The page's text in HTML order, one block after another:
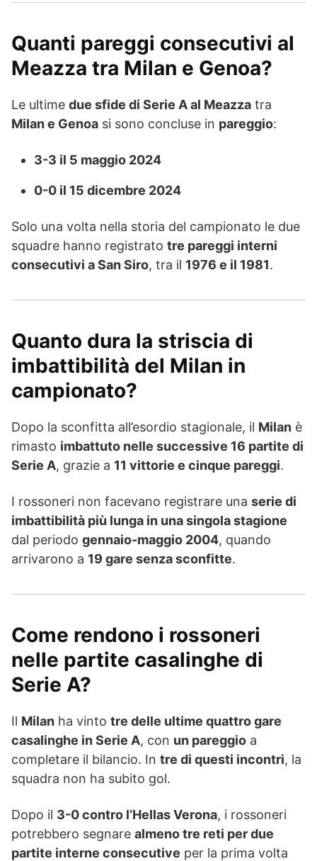
Quanti pareggi consecutivi al
Meazza tra Milan e Genoa?
Le ultime due sfide di Serie A al Meazza tra
Milan e Genoa si sono concluse in pareggio:
3-3 il 5 maggio 2024
0-0 il 15 dicembre 2024
Solo una volta nella storia del campionato le due
squadre hanno registrato tre pareggi interni
consecutivi a San Siro, tra il 1976 e il 1981.
Quanto dura la striscia di
imbattibilità del Milan in
campionato?
Dopo la sconfitta all’esordio stagionale, il Milan è
rimasto imbattuto nelle successive 16 partite di
Serie A, grazie a 11 vittorie e cinque pareggi.
I rossoneri non facevano registrare una serie di
imbattibilità più lunga in una singola stagione
dal periodo gennaio-maggio 2004, quando
arrivarono a 19 gare senza sconfitte.
Come rendono i rossoneri
nelle partite casalinghe di
Serie A?
Il Milan ha vinto tre delle ultime quattro gare
casalinghe in Serie A, con un pareggio a
completare il bilancio. In tre di questi incontri, la
squadra non ha subito gol.
Dopo il 3-0 contro l’Hellas Verona, i rossoneri
potrebbero segnare almeno tre reti per due
partite interne consecutive per la prima volta